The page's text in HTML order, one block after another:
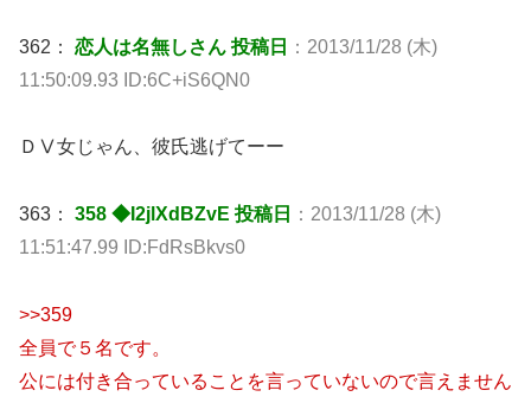
362： 恋人は名無しさん 投稿日
：2013/11/28 (木)
11:50:09.93 ID:6C+iS6QN0
ＤⅤ女じゃん、彼氏逃げてーー
363： 358 ◆I2jlXdBZvE 投稿日
：2013/11/28 (木)
11:51:47.99 ID:FdRsBkvs0
>>359
全員で５名です。
公には付き合っていることを言っていないので言えません